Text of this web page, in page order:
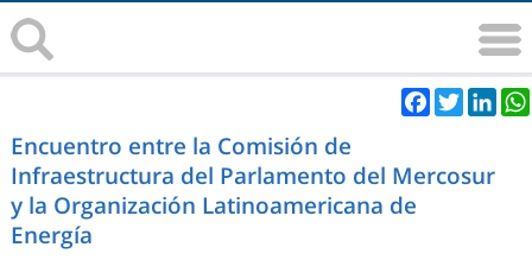
Facebook
Twitter
Encuentro entre la Comisión de
Infraestructura del Parlamento del Mercosur
y la Organización Latinoamericana de
Energía